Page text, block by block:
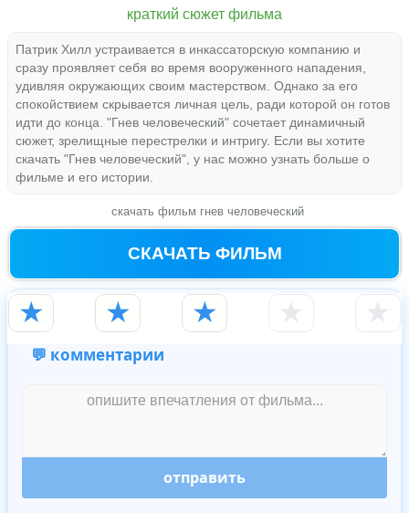
краткий сюжет фильма
Патрик Хилл устраивается в инкассаторскую компанию и
сразу проявляет себя во время вооруженного нападения,
удивляя окружающих своим мастерством. Однако за его
спокойствием скрывается личная цель, ради которой он готов
идти до конца. "Гнев человеческий" сочетает динамичный
сюжет, зрелищные перестрелки и интригу. Если вы хотите
скачать "Гнев человеческий", у нас можно узнать больше о
фильме и его истории.
скачать фильм гнев человеческий
СКАЧАТЬ ФИЛЬМ
★ ★ ★ ★ ★
💬 комментарии
отправить